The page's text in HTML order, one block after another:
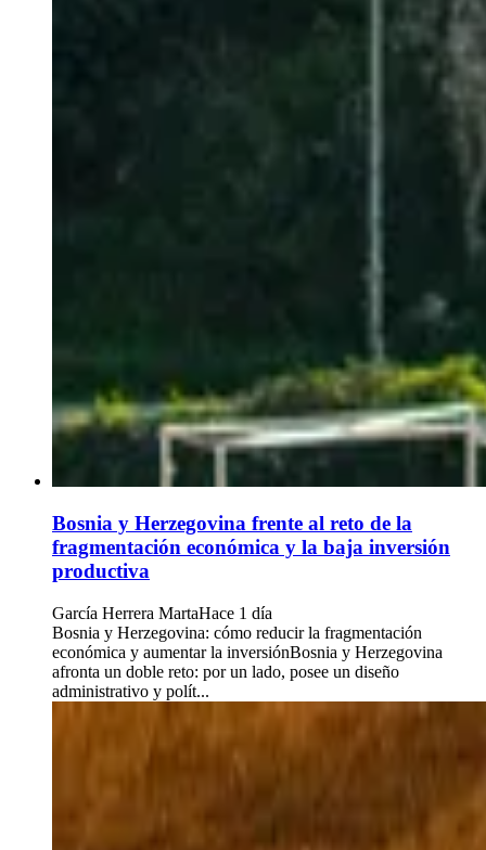
Bosnia y Herzegovina frente al reto de la
fragmentación económica y la baja inversión
productiva
García Herrera MartaHace 1 día
Bosnia y Herzegovina: cómo reducir la fragmentación
económica y aumentar la inversiónBosnia y Herzegovina
afronta un doble reto: por un lado, posee un diseño
administrativo y polít...